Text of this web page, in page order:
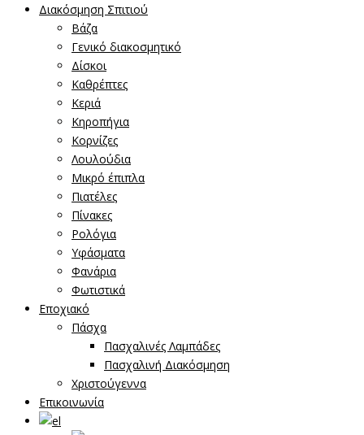
Διακόσμηση Σπιτιού
Βάζα
Γενικό διακοσμητικό
Δίσκοι
Καθρέπτες
Κεριά
Κηροπήγια
Κορνίζες
Λουλούδια
Μικρό έπιπλα
Πιατέλες
Πίνακες
Ρολόγια
Υφάσματα
Φανάρια
Φωτιστικά
Εποχιακό
Πάσχα
Πασχαλινές Λαμπάδες
Πασχαλινή Διακόσμηση
Χριστούγεννα
Επικοινωνία